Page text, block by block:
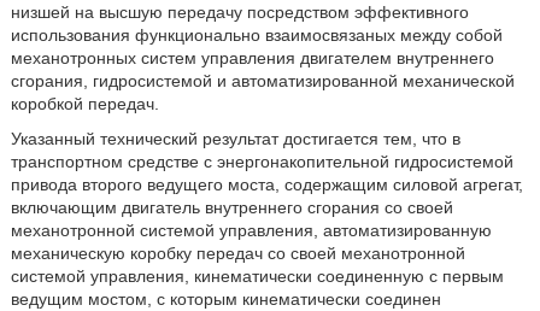
низшей на высшую передачу посредством эффективного
использования функционально взаимосвязаных между собой
механотронных систем управления двигателем внутреннего
сгорания, гидросистемой и автоматизированной механической
коробкой передач.
Указанный технический результат достигается тем, что в
транспортном средстве с энергонакопительной гидросистемой
привода второго ведущего моста, содержащим силовой агрегат,
включающим двигатель внутреннего сгорания со своей
механотронной системой управления, автоматизированную
механическую коробку передач со своей механотронной
системой управления, кинематически соединенную с первым
ведущим мостом, с которым кинематически соединен